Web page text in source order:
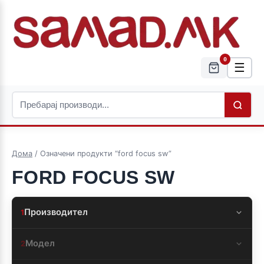
0
☰
Дома / Означени продукти “ford focus sw”
FORD FOCUS SW
1Производител
2Модел